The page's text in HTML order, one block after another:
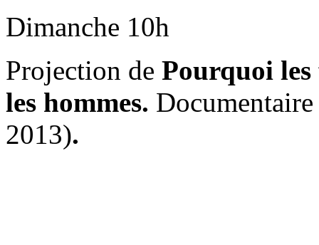
Dimanche 10h
Projection de Pourquoi les
les hommes.
2013).